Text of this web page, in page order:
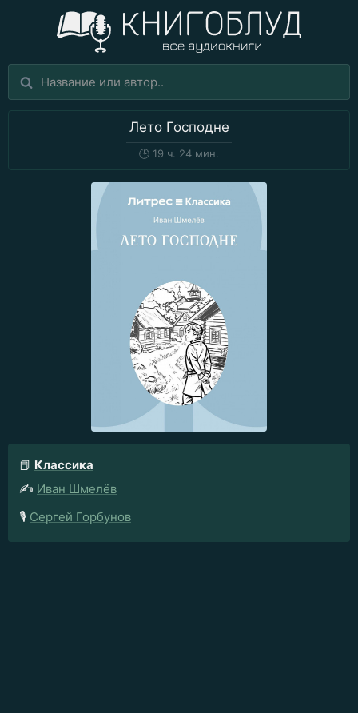
Лето Господне
🕒 19 ч. 24 мин.
📕 Классика
✍️ Иван Шмелёв
🎙️ Сергей Горбунов